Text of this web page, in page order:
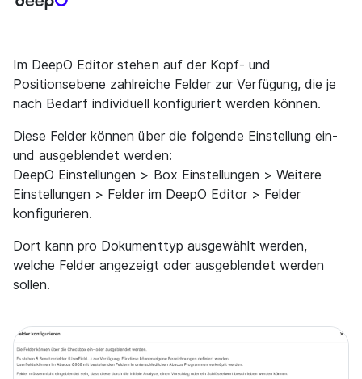
Im DeepO Editor stehen auf der Kopf- und
Positionsebene zahlreiche Felder zur Verfügung, die je
nach Bedarf individuell konfiguriert werden können.
Diese Felder können über die folgende Einstellung ein-
und ausgeblendet werden:
DeepO Einstellungen > Box Einstellungen > Weitere
Einstellungen > Felder im DeepO Editor > Felder
konfigurieren.
Dort kann pro Dokumenttyp ausgewählt werden,
welche Felder angezeigt oder ausgeblendet werden
sollen.